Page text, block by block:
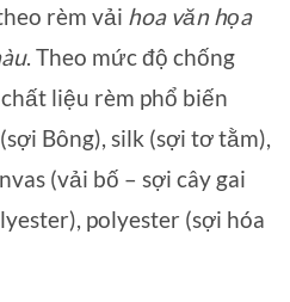
rèm vải hoa văn họa
. Theo mức độ chống
liệu rèm phổ biến
Bông), silk (sợi tơ tằm),
(vải bố – sợi cây gai
polyester (sợi hóa